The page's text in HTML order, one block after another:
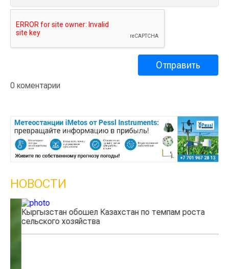
0 коментарии
НОВОСТИ
Кыргызстан обошел Казахстан по темпам роста
сельского хозяйства